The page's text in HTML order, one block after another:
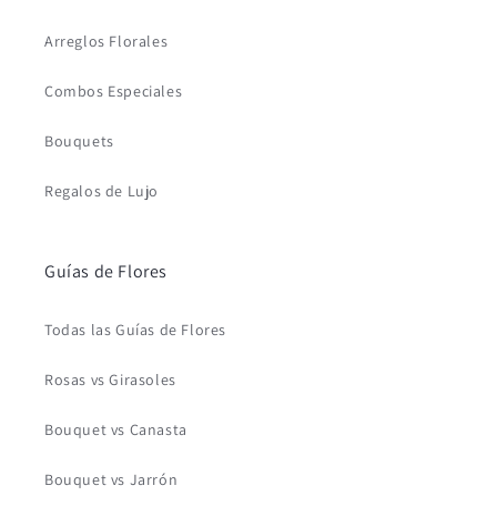
Arreglos Florales
Combos Especiales
Bouquets
Regalos de Lujo
Guías de Flores
Todas las Guías de Flores
Rosas vs Girasoles
Bouquet vs Canasta
Bouquet vs Jarrón